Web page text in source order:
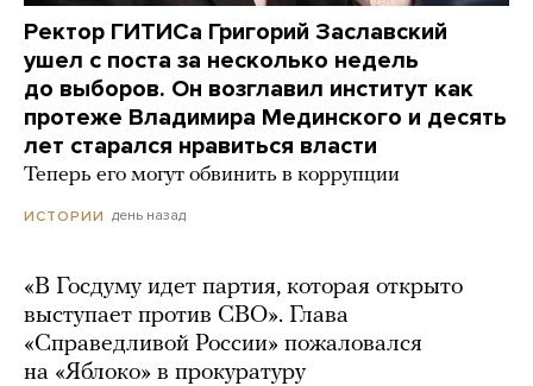
Ректор ГИТИСа Григорий Заславский
ушел с поста за несколько недель
до выборов. Он возглавил институт как
протеже Владимира Мединского и десять
лет старался нравиться власти
Теперь его могут обвинить в коррупции
ИСТОРИИ день назад
«В Госдуму идет партия, которая открыто
выступает против СВО». Глава
«Справедливой России» пожаловался
на «Яблоко» в прокуратуру